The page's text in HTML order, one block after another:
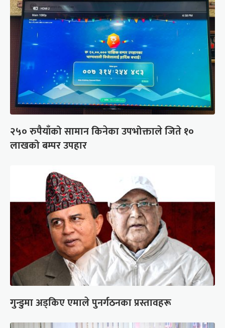
२५० रुपैयाँको सामान किनेका उपभोक्ताले जिते १०
लाखको बम्पर उपहार
गुन्डुमा अड्किए एमाले पुनर्गठनका प्रस्तावहरू